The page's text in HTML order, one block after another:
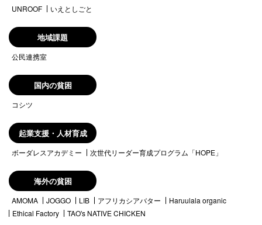
UNROOF いえとしごと
地域課題
公民連携室
国内の貧困
コシツ
起業支援・人材育成
ボーダレスアカデミー 次世代リーダー育成プログラム「HOPE」
海外の貧困
AMOMA JOGGO LIB アフリカシアバター
Haruulala organic
Ethical Factory
TAO's NATIVE CHICKEN